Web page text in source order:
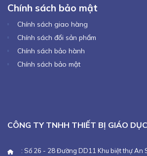
Chính sách bảo mật
Chính sách giao hàng
Chính sách đổi sản phẩm
Chính sách bảo hành
Chính sách bảo mật
CÔNG TY TNHH THIẾT BỊ GIÁO
: Số 26 - 28 Đường DD11 Khu biệt thự An